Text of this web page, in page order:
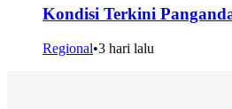
Kondisi Terkini
Regional•3 hari lalu